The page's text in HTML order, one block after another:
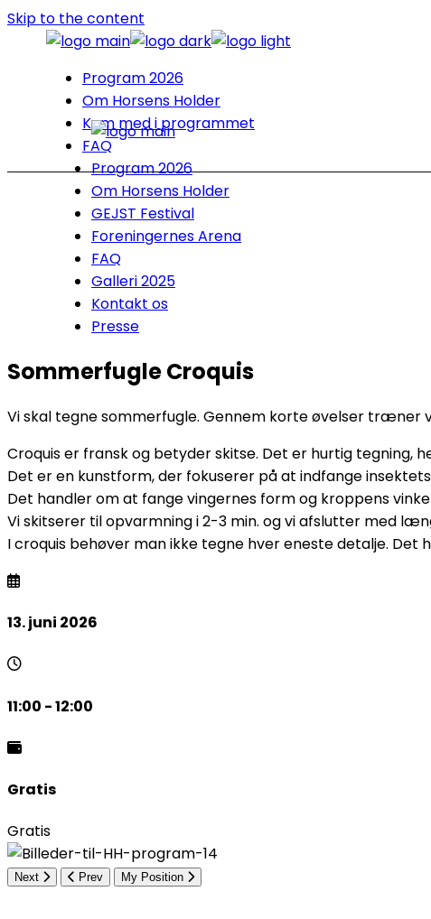
Skip to the content
Program 2026
Om Horsens Holder
Kom med i programmet
FAQ
Program 2026
Om Horsens Holder
GEJST Festival
Foreningernes Arena
FAQ
Galleri 2025
Kontakt os
Presse
Sommerfugle Croquis
Vi skal tegne sommerfugle. Gennem korte øvelser
Croquis er fransk og betyder skitse. Det er hurtig tegning,
Det er en kunstform, der fokuserer på at indfange
Det handler om at fange vingernes form og kroppens
Vi skitserer til opvarmning i 2-3 min. og vi afslutter med
I croquis behøver man ikke tegne hver eneste detalje.
13. juni 2026
11:00 - 12:00
Gratis
Gratis
Next Prev My Position